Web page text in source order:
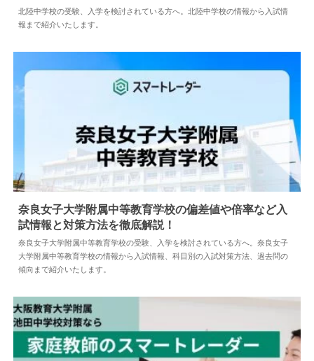
中学情報 2025.07.23
北陸中学校の受験、入学を検討されている方へ。北陸中学校の情報から入試情
報まで紹介いたします。
中学情報 2024.04.18
奈良女子大学附属中等教育学校の偏差値や倍率など入
試情報と対策方法を徹底解説！
奈良女子大学附属中等教育学校の受験、入学を検討されている方へ。奈良女子
大学附属中等教育学校の情報から入試情報、科目別の入試対策方法、過去問の
傾向まで紹介いたします。